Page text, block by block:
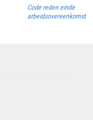
Code reden einde
arbeidsovereenkomst